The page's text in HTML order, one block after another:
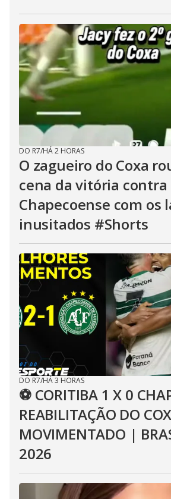
DO R7/HÁ 2 HORAS
O zagueiro do Coxa
cena da vitória contra
Chapecoense com os
inusitados #Shorts
DO R7/HÁ 3 HORAS
⚽ CORITIBA 1 X 0
REABILITAÇÃO DO
MOVIMENTADO |
2026